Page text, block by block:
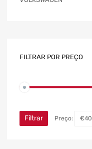
FILTRAR POR PREÇO
Filtrar Preço: €40